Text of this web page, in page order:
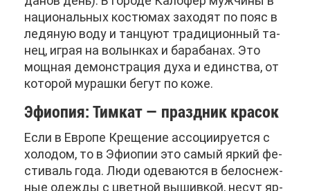
на­ци­о­наль­ных ко­стю­мах за­хо­дят по по­яс в
ле­дя­ную во­ду и тан­цу­ют тра­ди­ци­он­ный та­
нец, иг­рая на во­лын­ках и ба­ра­ба­нах. Это
мощ­ная де­мон­стра­ция ду­ха и един­ства, от
ко­то­рой му­раш­ки бе­гут по ко­же.
Эфи­о­пия: Тим­кат — празд­ник кра­сок
Ес­ли в Ев­ро­пе Кре­ще­ние ас­со­ци­и­ру­ет­ся с
хо­ло­дом, то в Эфи­о­пии это са­мый яр­кий фе­
сти­валь го­да. Лю­ди оде­ва­ют­ся в бе­ло­снеж­
ные одеж­ды с цвет­ной вы­шив­кой, несут яр­